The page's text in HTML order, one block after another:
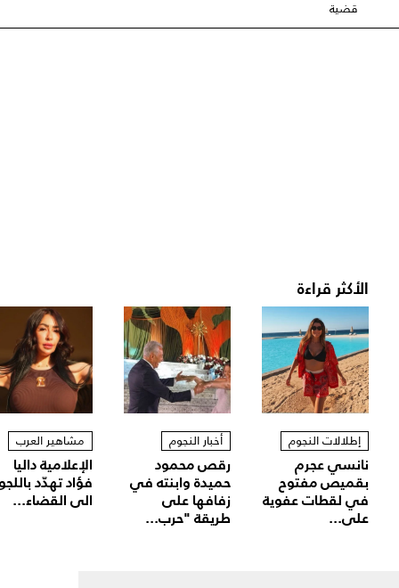
قضية
الأكثر قراءة
إطلالات النجوم
نانسي عجرم
بقميص مفتوح
في لقطات عفوية
على...
أخبار النجوم
رقص محمود
حميدة وابنته في
زفافها على
طريقة "حرب...
مشاهير العرب
الإعلامية داليا
فؤاد تهدّد
الى القضاء...